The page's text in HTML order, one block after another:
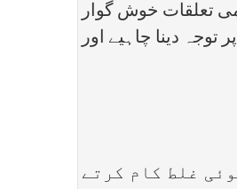
تعلقات خوش گوار
دینا چاہیے اور
غلط کام کرتے